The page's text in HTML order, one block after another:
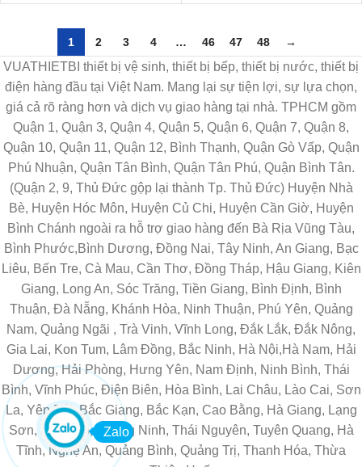
1 2 3 4 … 46 47 48 →
VUATHIETBI thiết bị vệ sinh, thiết bị bếp, thiết bị nước, thiết bị
điện hàng đầu tại Việt Nam. Mang lại sự tiện lợi, sự lựa chọn,
giá cả rõ ràng hơn và dịch vụ giao hàng tại nhà. TPHCM gồm
Quận 1, Quận 3, Quận 4, Quận 5, Quận 6, Quận 7, Quận 8,
Quận 10, Quận 11, Quận 12, Bình Thạnh, Quận Gò Vấp, Quận
Phú Nhuận, Quận Tân Bình, Quận Tân Phú, Quận Bình Tân.
(Quận 2, 9, Thủ Đức gộp lại thành Tp. Thủ Đức) Huyện Nhà
Bè, Huyện Hóc Môn, Huyện Củ Chi, Huyện Cần Giờ, Huyện
Bình Chánh ngoài ra hỗ trợ giao hàng đến Bà Rịa Vũng Tàu,
Bình Phước,Bình Dương, Đồng Nai, Tây Ninh, An Giang, Bạc
Liêu, Bến Tre, Cà Mau, Cần Thơ, Đồng Tháp, Hậu Giang, Kiên
Giang, Long An, Sóc Trăng, Tiền Giang, Bình Định, Bình
Thuận, Đà Nẵng, Khánh Hòa, Ninh Thuận, Phú Yên, Quảng
Nam, Quảng Ngãi , Trà Vinh, Vĩnh Long, Đắk Lắk, Đắk Nông,
Gia Lai, Kon Tum, Lâm Đồng, Bắc Ninh, Hà Nội,Hà Nam, Hải
Dương, Hải Phòng, Hưng Yên, Nam Định, Ninh Bình, Thái
Bình, Vĩnh Phúc, Điện Biên, Hòa Bình, Lai Châu, Lào Cai, Sơn
La, Yên Bái, Bắc Giang, Bắc Kạn, Cao Bằng, Hà Giang, Lạng
Sơn, Phú Thọ, Quảng Ninh, Thái Nguyên, Tuyên Quang, Hà
Tĩnh, Nghệ An, Quảng Bình, Quảng Trị, Thanh Hóa, Thừa
Zalo